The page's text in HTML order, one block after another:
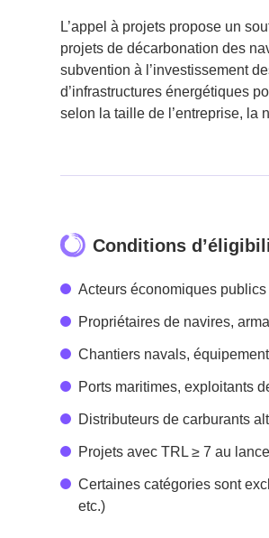
L’appel à projets propose un
projets de décarbonation des
subvention à l’investissement
d’infrastructures énergétiques
selon la taille de l’entreprise, la
Conditions
Acteurs économiques
Propriétaires de navires,
Chantiers navals,
Ports maritimes, exploitants
Distributeurs de carburants
Projets avec TRL ≥ 7 au
Certaines catégories sont
etc.)